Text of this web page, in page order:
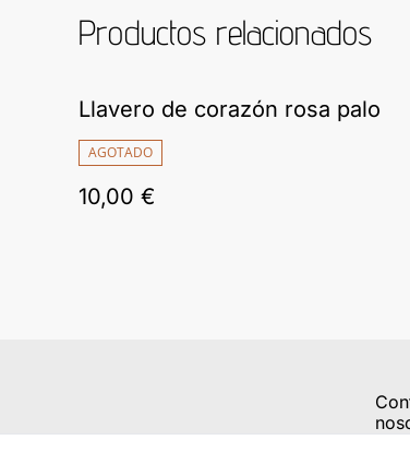
Productos relacionados
Llavero de corazón rosa palo
AGOTADO
10,00 €